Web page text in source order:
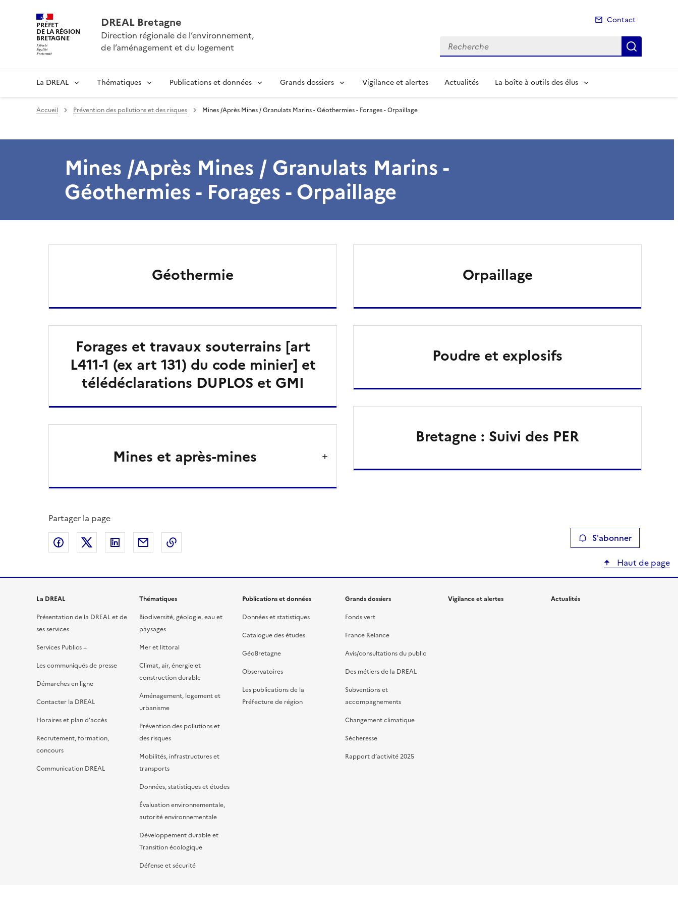
PRÉFET
DE LA RÉGION
BRETAGNE
DREAL Bretagne
Direction régionale de l’environnement,
de l’aménagement et du logement
Contact
Recherche
La DREAL Thématiques Publications et données Grands dossiers Vigilance et alertes Actualités La boîte à outils des élus
Accueil Prévention des pollutions et des risques Mines /Après Mines / Granulats Marins - Géothermies - Forages - Orpaillage
Mines /Après Mines / Granulats Marins -
Géothermies - Forages - Orpaillage
Géothermie
Forages et travaux souterrains [art
L411-1 (ex art 131) du code minier] et
télédéclarations DUPLOS et GMI
Mines et après-mines
Orpaillage
Poudre et explosifs
Bretagne : Suivi des PER
Partager la page
Partager sur Facebook
Partager sur XPartager sur LinkedIn
Partager par email S'abonner
Haut de page
La DREAL
Présentation de la DREAL et de
ses services
Services Publics +
Les communiqués de presse
Démarches en ligne
Contacter la DREAL
Horaires et plan d’accès
Recrutement, formation,
concours
Communication DREAL
Thématiques
Biodiversité, géologie, eau et
paysages
Mer et littoral
Climat, air, énergie et
construction durable
Aménagement, logement et
urbanisme
Prévention des pollutions et
des risques
Mobilités, infrastructures et
transports
Données, statistiques et études
Évaluation environnementale,
autorité environnementale
Développement durable et
Transition écologique
Défense et sécurité
Publications et données
Données et statistiques
Catalogue des études
GéoBretagne
Observatoires
Les publications de la
Préfecture de région
Grands dossiers
Fonds vert
France Relance
Avis/consultations du public
Des métiers de la DREAL
Subventions et
accompagnements
Changement climatique
Sécheresse
Rapport d’activité 2025
Vigilance et alertes Actualités